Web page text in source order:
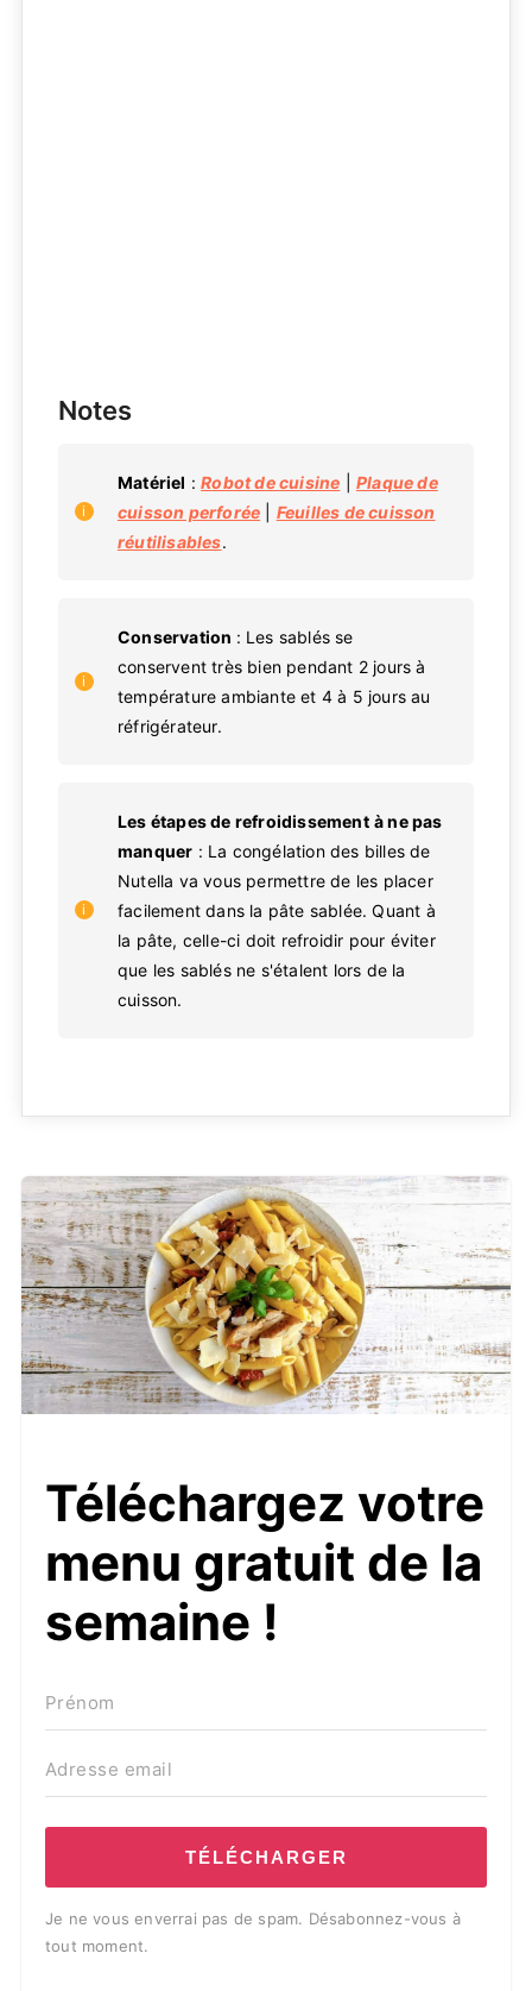
Notes
Matériel :Robot de cuisine
Plaque de
cuisson perforée
Feuilles de cuisson
réutilisables.
Conservation : Les sablés se
conservent très bien pendant 2 jours à
température ambiante et 4 à 5 jours au
réfrigérateur.
Les étapes de refroidissement à ne pas
manquer : La congélation des billes de
Nutella va vous permettre de les placer
facilement dans la pâte sablée. Quant à
la pâte, celle-ci doit refroidir pour éviter
que les sablés ne s'étalent lors de la
cuisson.
Téléchargez votre
menu gratuit de la
semaine !
TÉLÉCHARGER
Je ne vous enverrai pas de spam. Désabonnez-vous à
tout moment.